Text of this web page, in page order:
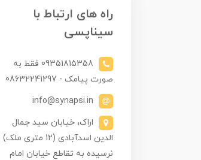
راه های ارتباط با
سیناپسی
09351815358 فقط به
صورت پیامک - 08632241297
info@synapsi.in
اراک، خیابان سید جمال
الدین اسدآبادی (12 متری ملک)
نرسیده به تقاطع خیابان امام